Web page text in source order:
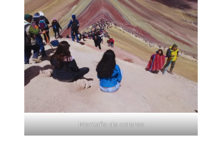
Montaña de colores